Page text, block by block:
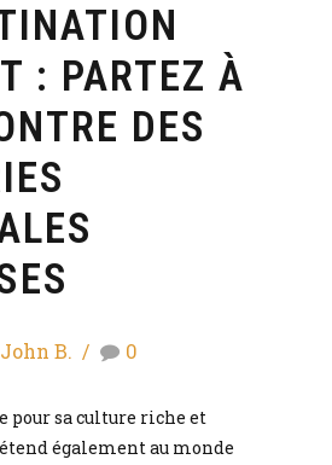
: PARTEZ À
DES
B. 0
pour sa culture riche et
également au monde